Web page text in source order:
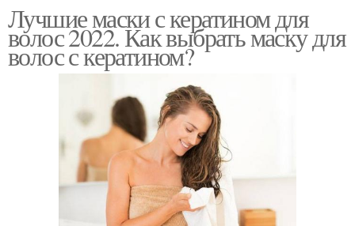
Лучшие маски с кератином для
волос 2022. Как выбрать маску для
волос с кератином?